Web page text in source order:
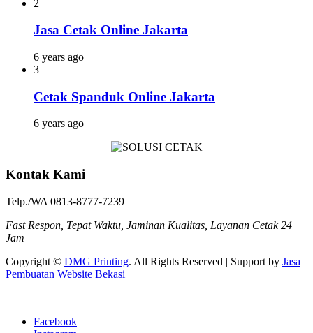
2
Jasa Cetak Online Jakarta
6 years ago
3
Cetak Spanduk Online Jakarta
6 years ago
Kontak Kami
Telp./WA 0813-8777-7239
Fast Respon, Tepat Waktu, Jaminan Kualitas, Layanan Cetak 24
Jam
Copyright © DMG Printing. All Rights Reserved | Support by Jasa
Pembuatan Website Bekasi
Facebook